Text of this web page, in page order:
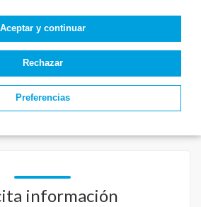
Aceptar y continuar
Rechazar
Preferencias
información